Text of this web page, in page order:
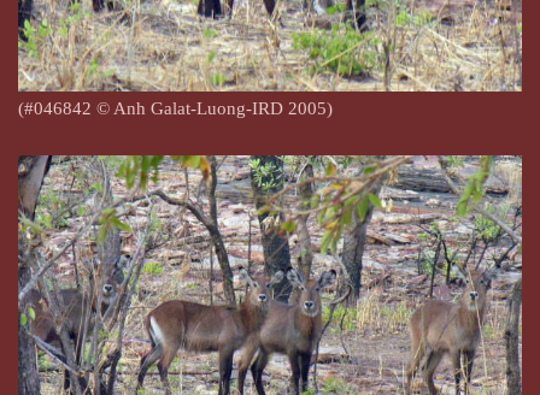
(#046842 © Anh Galat-Luong-IRD 2005)